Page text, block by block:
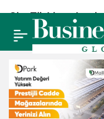
Çin-Türkiye demir
yolu hattının ilk
treni Türkiye’ye